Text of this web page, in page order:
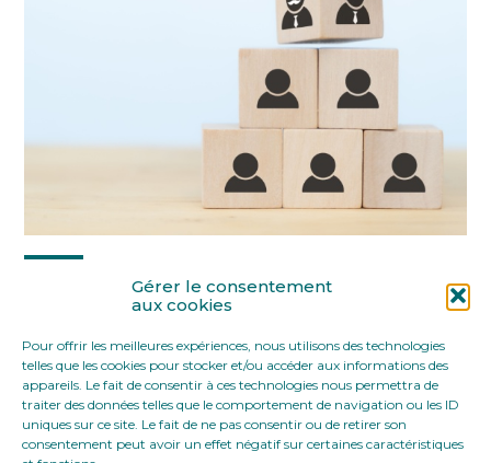
Gérer le consentement
aux cookies
Pour offrir les meilleures expériences, nous utilisons des technologies
telles que les cookies pour stocker et/ou accéder aux informations des
appareils. Le fait de consentir à ces technologies nous permettra de
traiter des données telles que le comportement de navigation ou les ID
uniques sur ce site. Le fait de ne pas consentir ou de retirer son
consentement peut avoir un effet négatif sur certaines caractéristiques
FaceBook
TwitterLinkedIn